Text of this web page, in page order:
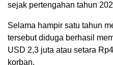
sejak pertengahan tahun
Selama hampir satu tahun
tersebut diduga berhasil
USD 2,3 juta atau setara
korban.